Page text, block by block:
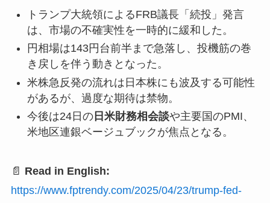
トランプ大統領によるFRB議長「続投」発言
は、市場の不確実性を一時的に緩和した。
円相場は143円台前半まで急落し、投機筋の巻
き戻しを伴う動きとなった。
米株急反発の流れは日本株にも波及する可能性
があるが、過度な期待は禁物。
今後は24日の日米財務相会談や主要国のPMI、
米地区連銀ベージュブックが焦点となる。
📄 Read in English:
https://www.fptrendy.com/2025/04/23/trump-fed-